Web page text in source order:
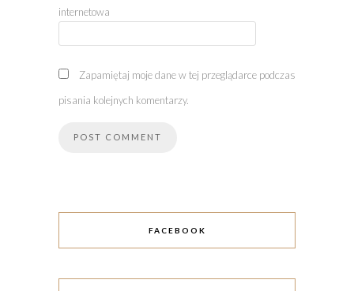
internetowa
Zapamiętaj moje dane w tej przeglądarce podczas
pisania kolejnych komentarzy.
FACEBOOK